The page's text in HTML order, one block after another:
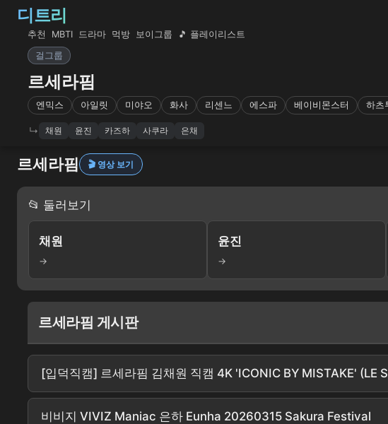
디트리
추천 MBTI 드라마 먹방 보이그룹
🎵 플레이리스트
걸그룹
르세라핌
엔믹스 아일릿 미야오 화사 리센느 에스파 베이비몬스터 하츠
채원 윤진 카즈하 사쿠라 은채
르세라핌 🎬 영상 보기
📂 둘러보기
채원
→
윤진
→
르세라핌 게시판
[입덕직캠] 르세라핌 김채원 직캠 4K 'ICONIC BY MISTAKE'
비비지 VIVIZ Maniac 은하 Eunha 20260315 Sakura Festival